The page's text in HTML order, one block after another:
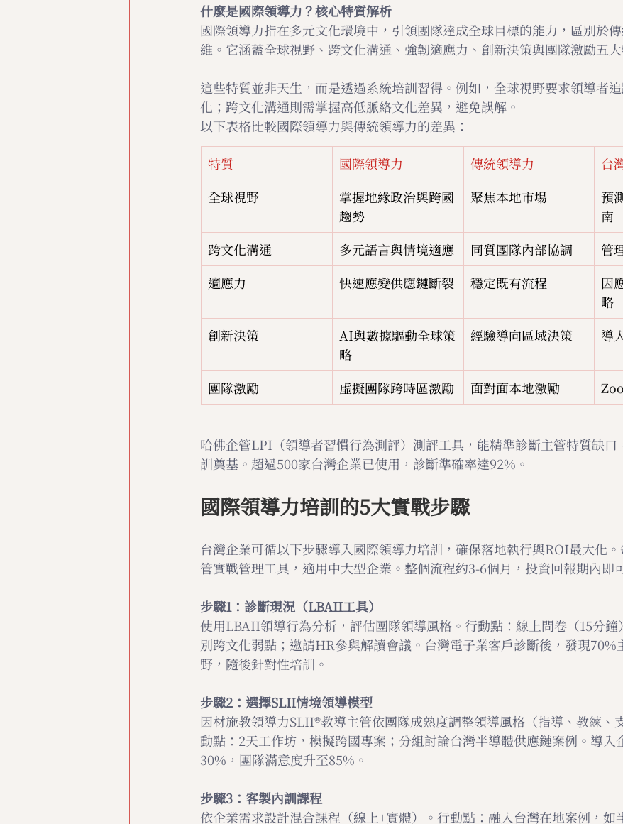
什麼是國際領導力？核心特質解析
國際領導力指在多元文化環境中，引領團隊達成全球目標的能力，區別於
維。它涵蓋全球視野、跨文化溝通、強韌適應力、創新決策與團隊激勵五大
這些特質並非天生，而是透過系統培訓習得。例如，全球視野要求領導者
化；跨文化溝通則需掌握高低脈絡文化差異，避免誤解。
以下表格比較國際領導力與傳統領導力的差異：
特質 國際領導力 傳統領導力
台
全球視野
掌握地緣政治與跨國
趨勢
聚焦本地市場
預
南
跨文化溝通
多元語言與情境適應 同質團隊內部協調
管
適應力
快速應變供應鏈斷裂 穩定既有流程
因
略
創新決策
AI與數據驅動全球策
略
經驗導向區域決策 導
團隊激勵 虛擬團隊跨時區激勵 面對面本地激勵
哈佛企管LPI（領導者習慣行為測評）測評工具，能精準診斷主管特質缺口
訓奠基。超過500家台灣企業已使用，診斷準確率達92%。
國際領導力培訓的5大實戰步驟
台灣企業可循以下步驟導入國際領導力培訓，確保落地執行與ROI最大化
管實戰管理工具，適用中大型企業。整個流程約3-6個月，投資回報期內即
步驟1：診斷現況（LBAII工具）
使用LBAII領導行為分析，評估團隊領導風格。行動點：線上問卷（15分鐘
別跨文化弱點；邀請HR參與解讀會議。台灣電子業客戶診斷後，發現70%
野，隨後針對性培訓。
步驟2：選擇SLII情境領導模型
因材施教領導力SLII®教導主管依團隊成熟度調整領導風格（指導、教練、
動點：2天工作坊，模擬跨國專案；分組討論台灣半導體供應鏈案例。導入
30%，團隊滿意度升至85%。
步驟3：客製內訓課程
依企業需求設計混合課程（線上+實體）。行動點：融入台灣在地案例，如